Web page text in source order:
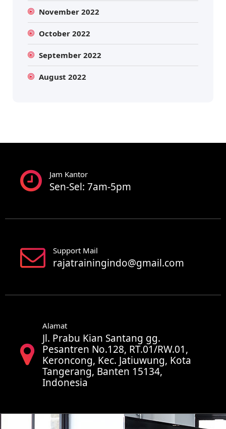
November 2022
October 2022
September 2022
August 2022
Jam Kantor
Sen-Sel: 7am-5pm
Support Mail
rajatrainingindo@gmail.com
Alamat
Jl. Prabu Kian Santang gg.
Pesantren No.128, RT.01/RW.01,
Keroncong, Kec. Jatiuwung, Kota
Tangerang, Banten 15134,
Indonesia